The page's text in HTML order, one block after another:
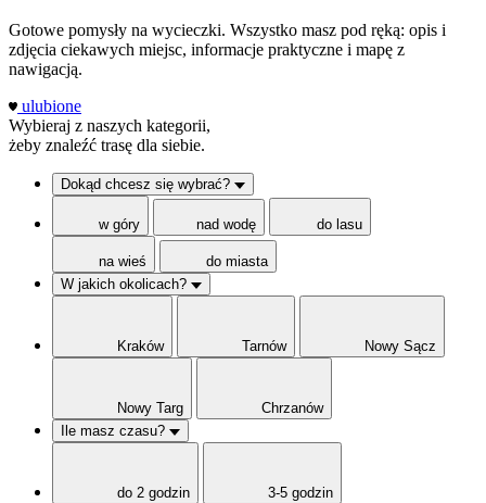
Gotowe pomysły na wycieczki. Wszystko masz pod ręką: opis i
zdjęcia ciekawych miejsc, informacje praktyczne i mapę z
nawigacją.
ulubione
Wybieraj z naszych kategorii,
żeby znaleźć trasę dla siebie.
Dokąd chcesz się wybrać?
w góry nad wodę do lasu
na wieś
do miasta
W jakich okolicach?
Kraków Tarnów Nowy Sącz
Nowy Targ
Chrzanów
Ile masz czasu?
do 2 godzin 3-5 godzin